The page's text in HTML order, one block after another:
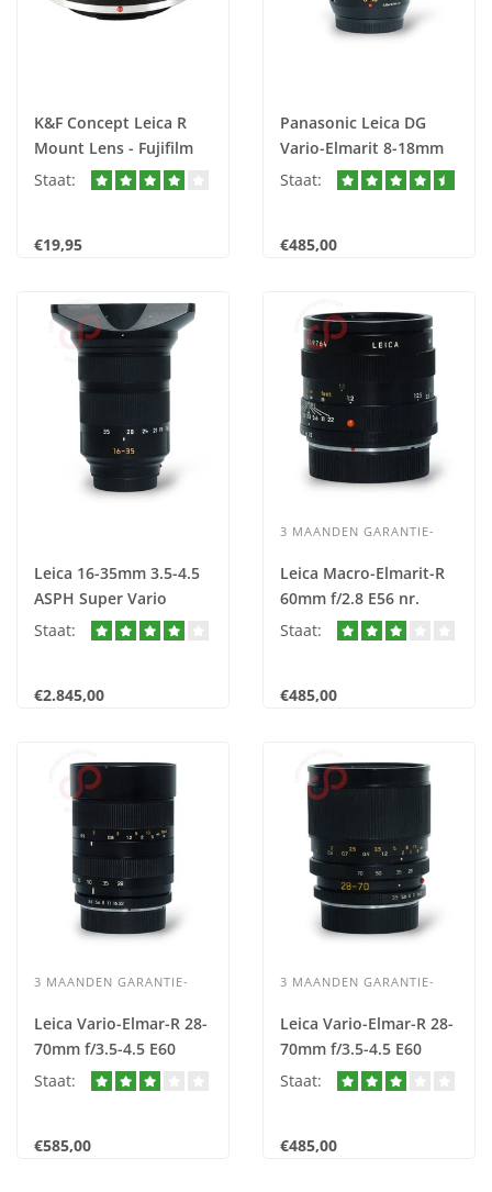
K&F Concept Leica R
Mount Lens - Fujifilm
X-Mount nr. 3147
Staat:
€19,95
Panasonic Leica DG
Vario-Elmarit 8-18mm
2.8 - 4.0 ASPH. nr. 2998
Staat:
€485,00
Leica 16-35mm 3.5-4.5
ASPH Super Vario
Elmar-SL (11 177) nr.
Staat:
€2.845,00
3 MAANDEN GARANTIE-
Leica Macro-Elmarit-R
60mm f/2.8 E56 nr.
2467
Staat:
€485,00
3 MAANDEN GARANTIE-
Leica Vario-Elmar-R 28-
70mm f/3.5-4.5 E60
Type II nr. 2466
Staat:
€585,00
3 MAANDEN GARANTIE-
Leica Vario-Elmar-R 28-
70mm f/3.5-4.5 E60
Type I nr. 2465
Staat:
€485,00